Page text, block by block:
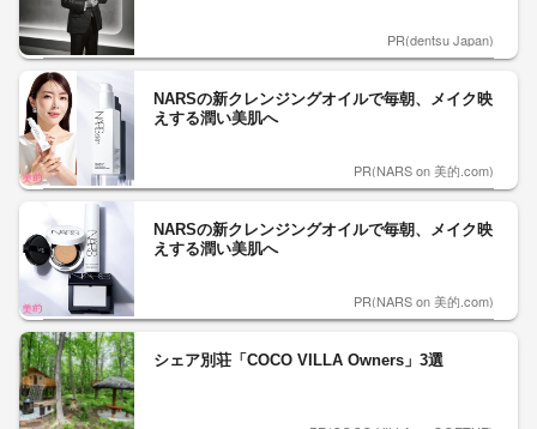
PR(dentsu Japan)
NARSの新クレンジングオイルで毎朝、メイク映
えする潤い美肌へ
PR(NARS on 美的.com)
NARSの新クレンジングオイルで毎朝、メイク映
えする潤い美肌へ
PR(NARS on 美的.com)
シェア別荘「COCO VILLA Owners」3選